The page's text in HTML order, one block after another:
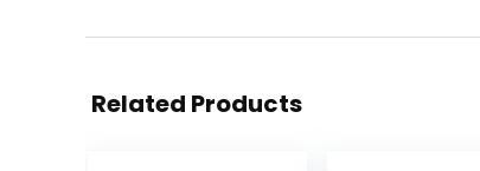
Related Products